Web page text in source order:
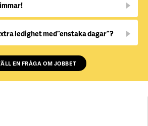
ledighet med ”enstaka dagar”?
EN FRÅGA OM JOBBET